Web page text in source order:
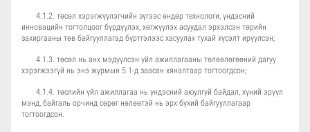
4.1.2. төсөл хэрэгжүүлэгчийн зүгээс өндөр технологи, үндэсний
инновацийн тогтолцоог бүрдүүлэх, хөгжүүлэх асуудал эрхэлсэн төрийн
захиргааны төв байгууллагад бүртгэлээс хасуулах тухай хүсэлт ирүүлсэн;
4.1.3. төсөл нь анх мэдүүлсэн үйл ажиллагааны төлөвлөгөөний дагуу
хэрэгжээгүй нь энэ журмын 5.1-д заасан хяналтаар тогтоогдсон;
4.1.4. төслийн үйл ажиллагаа нь үндэсний аюулгүй байдал, хүний эрүүл
мэнд, байгаль орчинд сөрөг нөлөөтэй нь эрх бүхий байгууллагаар
тогтоогдсон.